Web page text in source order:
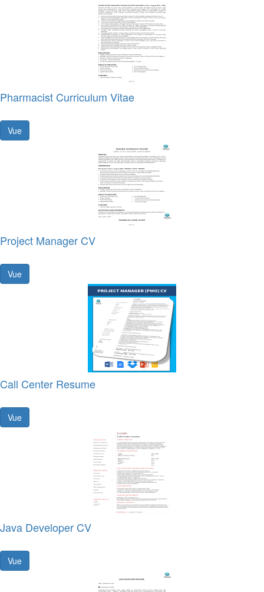
Pharmacist Curriculum Vitae
Vue
Project Manager CV
Vue
Call Center Resume
Vue
Java Developer CV
Vue